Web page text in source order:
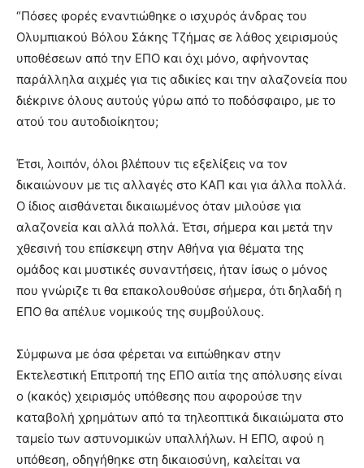
“Πόσες φορές εναντιώθηκε ο ισχυρός άνδρας του
Ολυμπιακού Βόλου Σάκης Τζήμας σε λάθος χειρισμούς
υποθέσεων από την ΕΠΟ και όχι μόνο, αφήνοντας
παράλληλα αιχμές για τις αδικίες και την αλαζονεία που
διέκρινε όλους αυτούς γύρω από το ποδόσφαιρο, με το
ατού του αυτοδιοίκητου;
Έτσι, λοιπόν, όλοι βλέπουν τις εξελίξεις να τον
δικαιώνουν με τις αλλαγές στο ΚΑΠ και για άλλα πολλά.
Ο ίδιος αισθάνεται δικαιωμένος όταν μιλούσε για
αλαζονεία και αλλά πολλά. Έτσι, σήμερα και μετά την
χθεσινή του επίσκεψη στην Αθήνα για θέματα της
ομάδος και μυστικές συναντήσεις, ήταν ίσως ο μόνος
που γνώριζε τι θα επακολουθούσε σήμερα, ότι δηλαδή η
ΕΠΟ θα απέλυε νομικούς της συμβούλους.
Σύμφωνα με όσα φέρεται να ειπώθηκαν στην
Εκτελεστική Επιτροπή της ΕΠΟ αιτία της απόλυσης είναι
ο (κακός) χειρισμός υπόθεσης που αφορούσε την
καταβολή χρημάτων από τα τηλεοπτικά δικαιώματα στο
ταμείο των αστυνομικών υπαλλήλων. Η ΕΠΟ, αφού η
υπόθεση, οδηγήθηκε στη δικαιοσύνη, καλείται να